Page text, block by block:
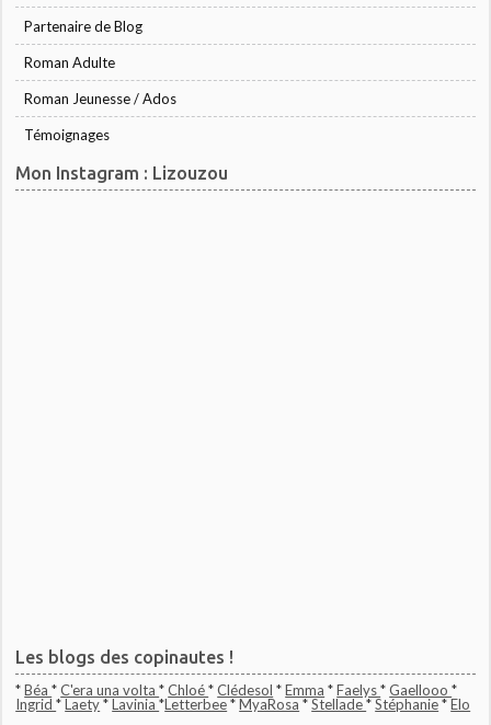
Partenaire de Blog
Roman Adulte
Roman Jeunesse / Ados
Témoignages
Mon Instagram : Lizouzou
Les blogs des copinautes !
*Béa*C'era una volta*Chloé*Clédesol *Emma *Faelys*Gaellooo*
Ingrid*Laety*Lavinia*Letterbee*MyaRosa *Stellade*Stéphanie*Elo